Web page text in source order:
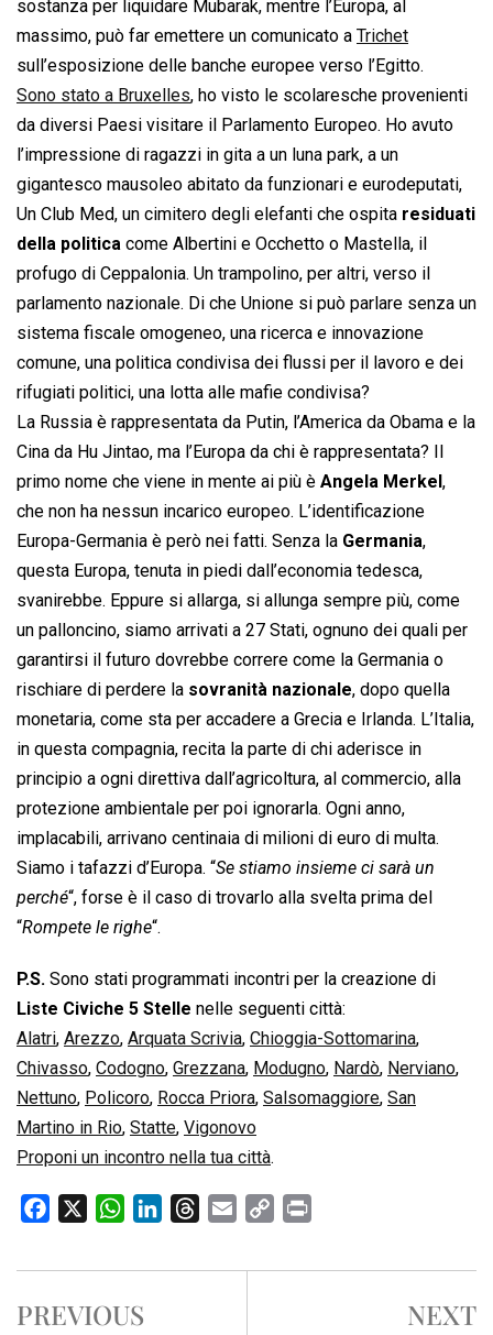
sostanza per liquidare Mubarak, mentre l’Europa, al
massimo, può far emettere un comunicato a Trichet
sull’esposizione delle banche europee verso l’Egitto.
Sono stato a Bruxelles, ho visto le scolaresche provenienti
da diversi Paesi visitare il Parlamento Europeo. Ho avuto
l’impressione di ragazzi in gita a un luna park, a un
gigantesco mausoleo abitato da funzionari e eurodeputati,
Un Club Med, un cimitero degli elefanti che ospita residuati
della politica come Albertini e Occhetto o Mastella, il
profugo di Ceppalonia. Un trampolino, per altri, verso il
parlamento nazionale. Di che Unione si può parlare senza un
sistema fiscale omogeneo, una ricerca e innovazione
comune, una politica condivisa dei flussi per il lavoro e dei
rifugiati politici, una lotta alle mafie condivisa?
La Russia è rappresentata da Putin, l’America da Obama e la
Cina da Hu Jintao, ma l’Europa da chi è rappresentata? Il
primo nome che viene in mente ai più è Angela Merkel ,
che non ha nessun incarico europeo. L’identificazione
Europa-Germania è però nei fatti. Senza la Germania,
questa Europa, tenuta in piedi dall’economia tedesca,
svanirebbe. Eppure si allarga, si allunga sempre più, come
un palloncino, siamo arrivati a 27 Stati, ognuno dei quali per
garantirsi il futuro dovrebbe correre come la Germania o
rischiare di perdere la sovranità nazionale, dopo quella
monetaria, come sta per accadere a Grecia e Irlanda. L’Italia,
in questa compagnia, recita la parte di chi aderisce in
principio a ogni direttiva dall’agricoltura, al commercio, alla
protezione ambientale per poi ignorarla. Ogni anno,
implacabili, arrivano centinaia di milioni di euro di multa.
Siamo i tafazzi d’Europa. “Se stiamo insieme ci sarà un
perché“, forse è il caso di trovarlo alla svelta prima del
“Rompete le righe“.
P.S. Sono stati programmati incontri per la creazione di
Liste Civiche 5 Stelle nelle seguenti città:
Alatri, Arezzo, Arquata Scrivia, Chioggia-Sottomarina,
Chivasso, Codogno, Grezzana, Modugno, Nardò, Nerviano,
Nettuno, Policoro, Rocca Priora, Salsomaggiore, San
Martino in Rio, Statte, Vigonovo
Proponi un incontro nella tua città.
c
b
W
a
s
n
r
a
p
i
PREVIOUS NEXT